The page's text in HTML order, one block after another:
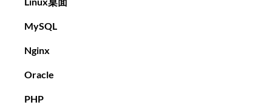
MySQL
Nginx
Oracle
PHP